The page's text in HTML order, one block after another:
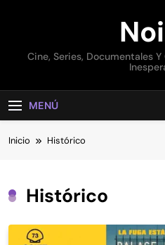
Cine, Series, Documentales
MENÚ
Inicio Histórico
Histórico